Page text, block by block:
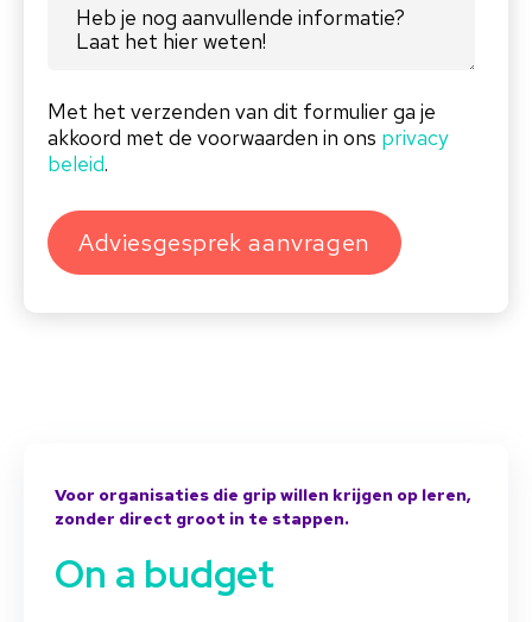
Met het verzenden van dit formulier ga je
akkoord met de voorwaarden in ons privacy
beleid.
Voor organisaties die grip willen krijgen op leren,
zonder direct groot in te stappen.
On a budget